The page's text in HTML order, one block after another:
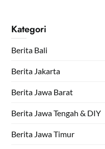
Kategori
Berita Bali
Berita Jakarta
Berita Jawa Barat
Berita Jawa Tengah & DIY
Berita Jawa Timur